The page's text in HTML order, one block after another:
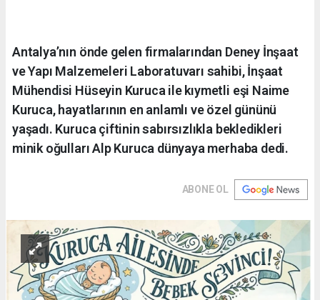
Antalya’nın önde gelen firmalarından Deney İnşaat
ve Yapı Malzemeleri Laboratuvarı sahibi, İnşaat
Mühendisi Hüseyin Kuruca ile kıymetli eşi Naime
Kuruca, hayatlarının en anlamlı ve özel gününü
yaşadı. Kuruca çiftinin sabırsızlıkla bekledikleri
minik oğulları Alp Kuruca dünyaya merhaba dedi.
ABONE OL